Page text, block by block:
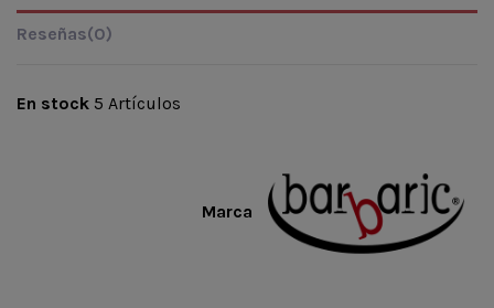
Reseñas(0)
Marca
En stock 5 Artículos